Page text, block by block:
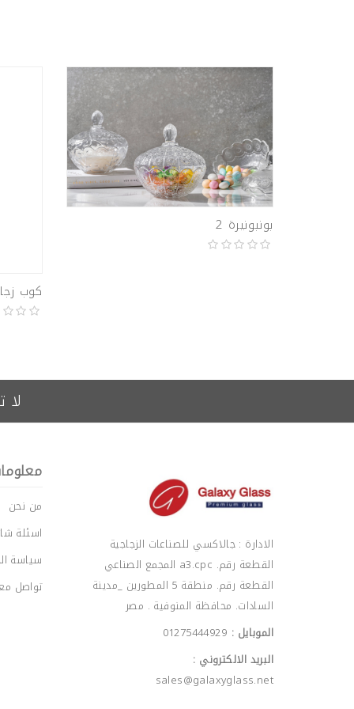
بونبونيرة 2
كوب
الادارة : جالاكسي للصناعات الزجاجية
القطعة رقم. a3.cpc المجمع الصناعي
القطعة رقم. منطقة 5 المطورين _مدينة
السادات. محافظة المنوفية . مصر
الموبايل : 01275444929
البريد الالكتروني :
sales@galaxyglass.net
من نحن
اسئلة
سياسة
تواصل